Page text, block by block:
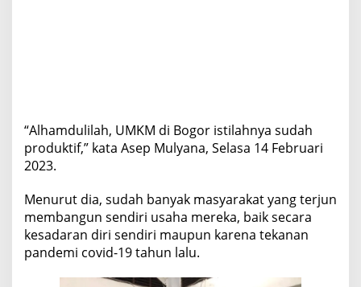
“Alhamdulilah, UMKM di Bogor istilahnya sudah
produktif,” kata Asep Mulyana, Selasa 14 Februari
2023.
Menurut dia, sudah banyak masyarakat yang terjun
membangun sendiri usaha mereka, baik secara
kesadaran diri sendiri maupun karena tekanan
pandemi covid-19 tahun lalu.